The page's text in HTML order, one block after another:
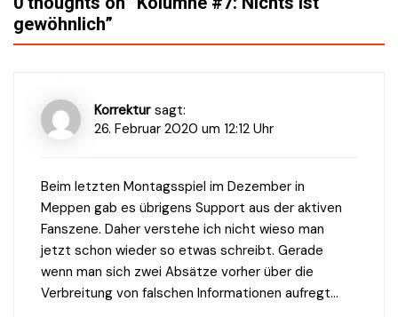
gewöhnlich”
Korrektur sagt:
26. Februar 2020 um 12:12 Uhr
Beim letzten Montagsspiel im Dezember in
Meppen gab es übrigens Support aus der aktiven
Fanszene. Daher verstehe ich nicht wieso man
jetzt schon wieder so etwas schreibt. Gerade
wenn man sich zwei Absätze vorher über die
Verbreitung von falschen Informationen aufregt…